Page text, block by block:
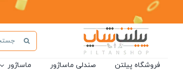
جستجو
برای:
فروشگاه پیلتن صندلی ماساژور ماساژور